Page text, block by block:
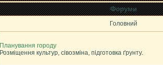
Форуми
Головний
Планування городу
Розміщення культур, сівозміна, підготовка ґрунту.